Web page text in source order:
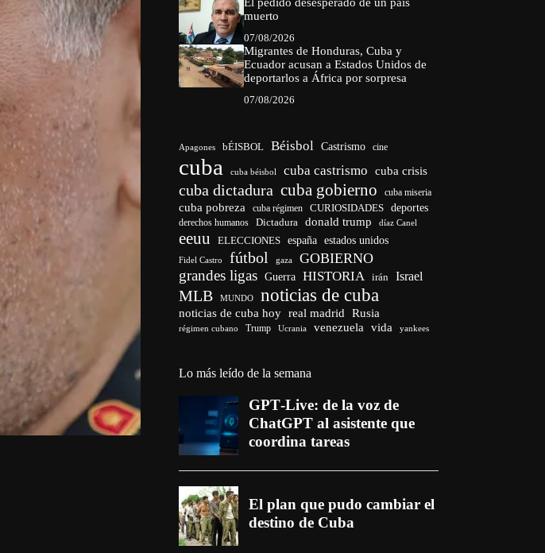
El pedido desesperado de un país
muerto
07/08/2026
Migrantes de Honduras, Cuba y
Ecuador acusan a Estados Unidos de
deportarlos a África por sorpresa
07/08/2026
Apagones bÉISBOL Béisbol Castrismo cine
cuba cuba béisbol cuba castrismo cuba crisis
cuba dictadura cuba gobierno cuba miseria
cuba pobreza cuba régimen CURIOSIDADES deportes
derechos humanos Dictadura donald trump díaz Canel
eeuu ELECCIONES españa estados unidos
Fidel Castro fútbol gaza GOBIERNO
grandes ligas Guerra HISTORIA irán Israel
MLB MUNDO noticias de cuba
noticias de cuba hoy real madrid Rusia
régimen cubano Trump Ucrania venezuela vida yankees
Lo más leído de la semana